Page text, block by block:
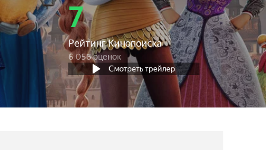
7
Рейтинг Кинопоиска
6 056 оценок
Смотреть трейлер